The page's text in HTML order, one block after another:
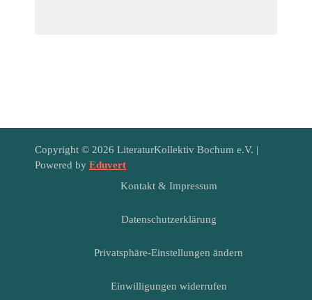
Copyright © 2026 LiteraturKollektiv Bochum e.V. |
Powered by Eduvert
Kontakt & Impressum
Datenschutzerklärung
Privatsphäre-Einstellungen ändern
Einwilligungen widerrufen